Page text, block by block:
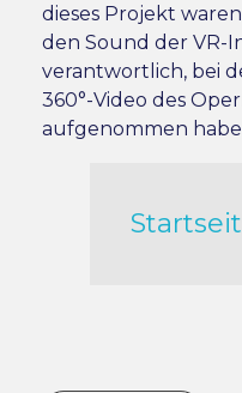
dieses Projekt
den Sound der VR-
verantwortlich, bei
360°-Video des
aufgenommen